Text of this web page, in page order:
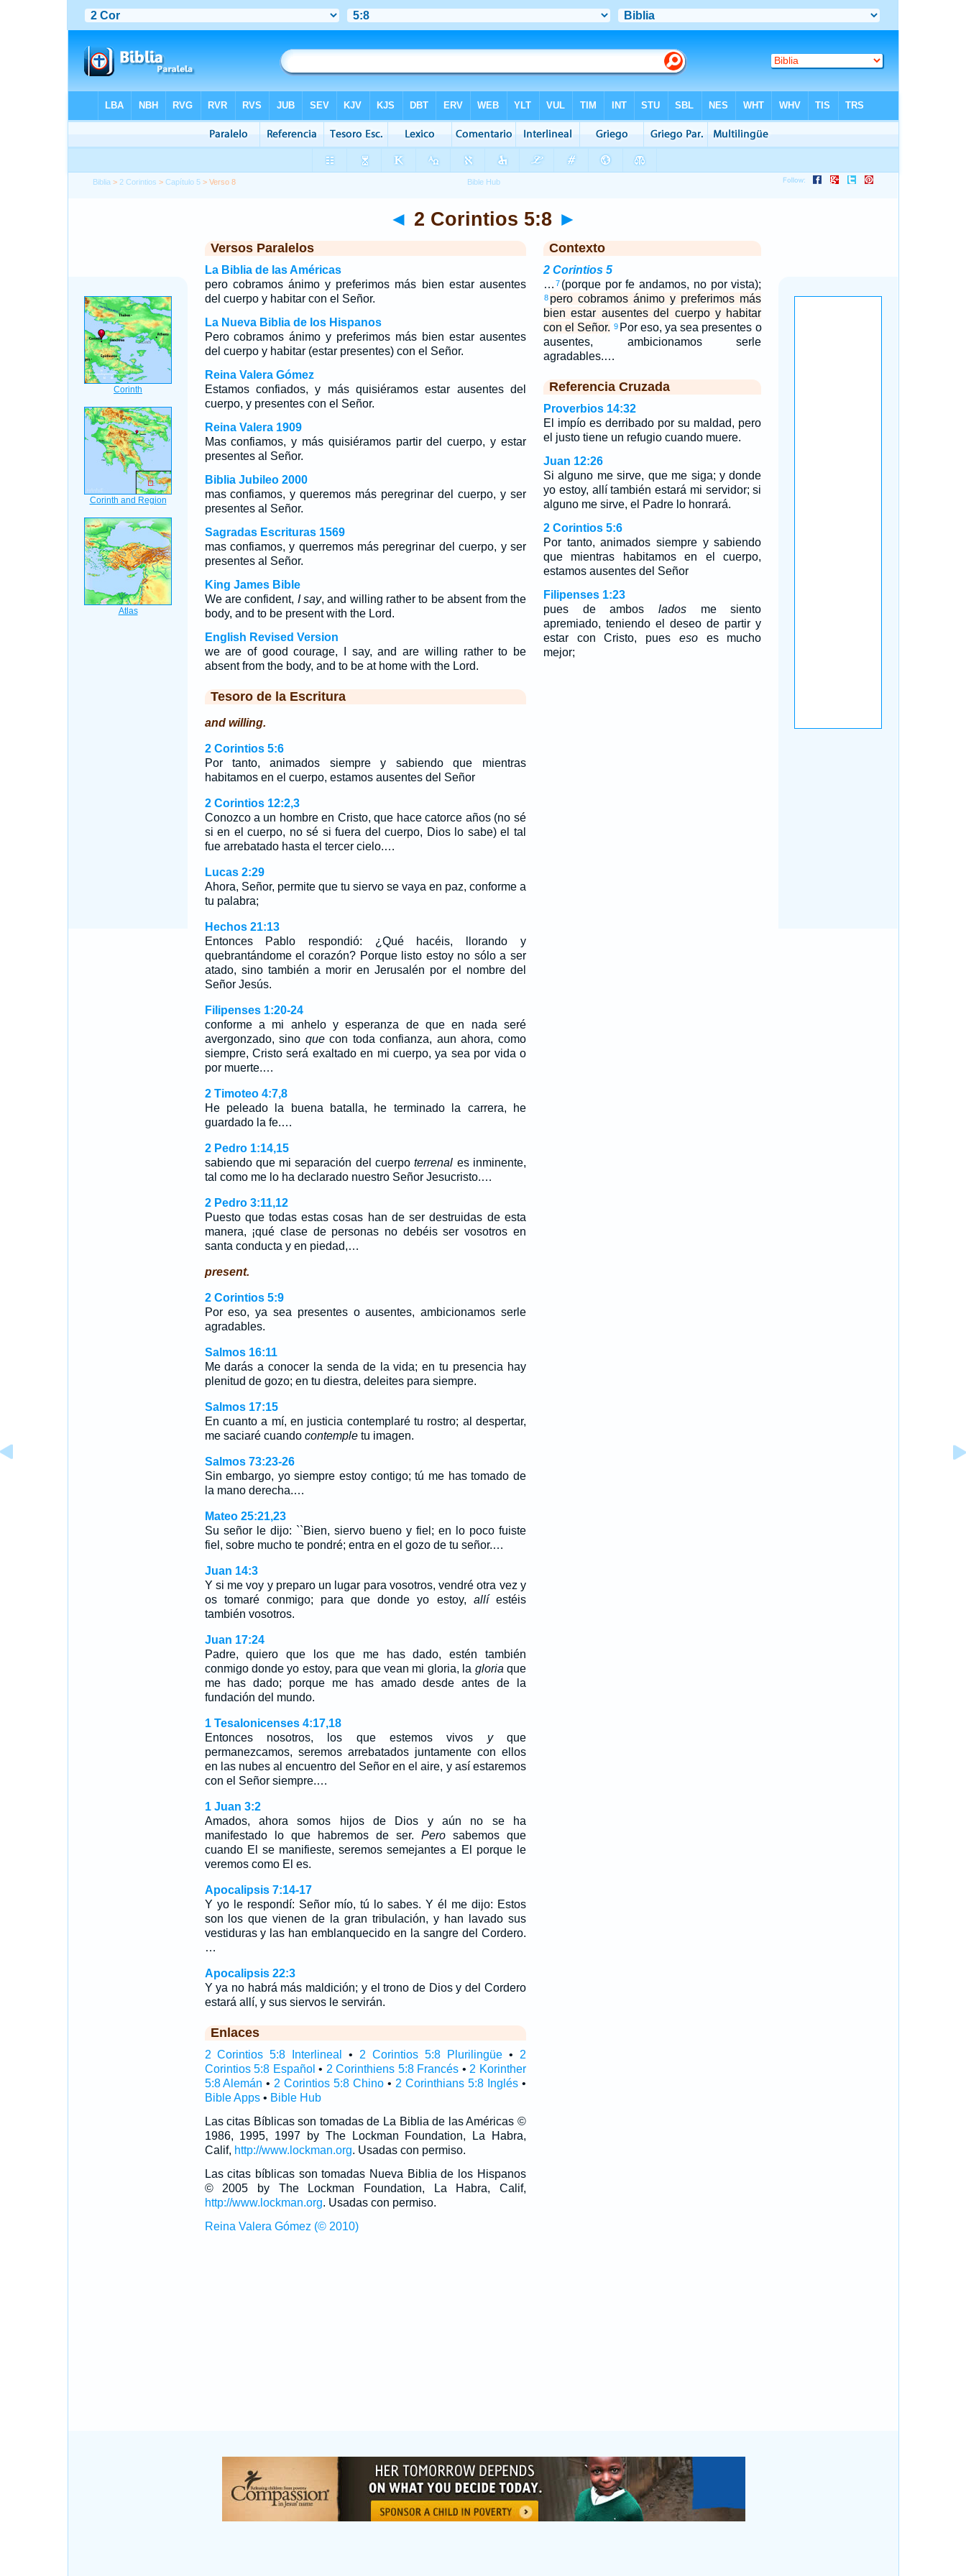
Biblia > 2 Corintios >Capítulo 5 > Verso 8
◄ 2 Corintios 5:8 ►
Versos Paralelos
La Biblia de las Américas
pero cobramos ánimo y preferimos más bien estar ausentes
del cuerpo y habitar con el Señor.
La Nueva Biblia de los Hispanos
Pero cobramos ánimo y preferimos más bien estar ausentes
del cuerpo y habitar (estar presentes) con el Señor.
Reina Valera Gómez
Estamos confiados, y más quisiéramos estar ausentes del
cuerpo, y presentes con el Señor.
Reina Valera 1909
Mas confiamos, y más quisiéramos partir del cuerpo, y estar
presentes al Señor.
Biblia Jubileo 2000
mas confiamos, y queremos más peregrinar del cuerpo, y ser
presentes al Señor.
Sagradas Escrituras 1569
mas confiamos, y querremos más peregrinar del cuerpo, y ser
presentes al Señor.
King James Bible
We are confident, I say, and willing rather to be absent from the
body, and to be present with the Lord.
English Revised Version
we are of good courage, I say, and are willing rather to be
absent from the body, and to be at home with the Lord.
Tesoro de la Escritura
and willing.
2 Corintios 5:6
Por tanto, animados siempre y sabiendo que mientras
habitamos en el cuerpo, estamos ausentes del Señor
2 Corintios 12:2,3
Conozco a un hombre en Cristo, que hace catorce años (no sé
si en el cuerpo, no sé si fuera del cuerpo, Dios lo sabe) el tal
fue arrebatado hasta el tercer cielo.…
Lucas 2:29
Ahora, Señor, permite que tu siervo se vaya en paz, conforme a
tu palabra;
Hechos 21:13
Entonces Pablo respondió: ¿Qué hacéis, llorando y
quebrantándome el corazón? Porque listo estoy no sólo a ser
atado, sino también a morir en Jerusalén por el nombre del
Señor Jesús.
Filipenses 1:20-24
conforme a mi anhelo y esperanza de que en nada seré
avergonzado, sino quecon toda confianza, aun ahora, como
siempre, Cristo será exaltado en mi cuerpo, ya sea por vida o
por muerte.…
2 Timoteo 4:7,8
He peleado la buena batalla, he terminado la carrera, he
guardado la fe.…
2 Pedro 1:14,15
sabiendo que mi separación del cuerpoterrenal es inminente,
tal como me lo ha declarado nuestro Señor Jesucristo.…
2 Pedro 3:11,12
Puesto que todas estas cosas han de ser destruidas de esta
manera, ¡qué clase de personas no debéis ser vosotros en
santa conducta y en piedad,…
present.
2 Corintios 5:9
Por eso, ya sea presentes o ausentes, ambicionamos serle
agradables.
Salmos 16:11
Me darás a conocer la senda de la vida; en tu presencia hay
plenitud de gozo; en tu diestra, deleites para siempre.
Salmos 17:15
En cuanto a mí, en justicia contemplaré tu rostro; al despertar,
me saciaré cuando contempletu imagen.
Salmos 73:23-26
Sin embargo, yo siempre estoy contigo; tú me has tomado de
la mano derecha.…
Mateo 25:21,23
Su señor le dijo: ``Bien, siervo bueno y fiel; en lo poco fuiste
fiel, sobre mucho te pondré; entra en el gozo de tu señor.…
Juan 14:3
Y si me voy y preparo un lugar para vosotros, vendré otra vez y
os tomaré conmigo; para que donde yo estoy, allíestéis
también vosotros.
Juan 17:24
Padre, quiero que los que me has dado, estén también
conmigo donde yo estoy, para que vean mi gloria, la gloria que
me has dado; porque me has amado desde antes de la
fundación del mundo.
1 Tesalonicenses 4:17,18
Entonces nosotros, los que estemos vivos yque
permanezcamos, seremos arrebatados juntamente con ellos
en las nubes al encuentro del Señor en el aire, y así estaremos
con el Señor siempre.…
1 Juan 3:2
Amados, ahora somos hijos de Dios y aún no se ha
manifestado lo que habremos de ser. Perosabemos que
cuando El se manifieste, seremos semejantes a El porque le
veremos como El es.
Apocalipsis 7:14-17
Y yo le respondí: Señor mío, tú lo sabes. Y él me dijo: Estos
son los que vienen de la gran tribulación, y han lavado sus
vestiduras y las han emblanquecido en la sangre del Cordero.
…
Apocalipsis 22:3
Y ya no habrá más maldición; y el trono de Dios y del Cordero
estará allí, y sus siervos le servirán.
Enlaces
2 Corintios 5:8 Interlineal • 2 Corintios 5:8 Plurilingüe • 2
Corintios 5:8 Español • 2 Corinthiens 5:8 Francés • 2 Korinther
5:8 Alemán • 2 Corintios 5:8 Chino • 2 Corinthians 5:8 Inglés•
Bible Apps• Bible Hub
Las citas Bíblicas son tomadas de La Biblia de las Américas ©
1986, 1995, 1997 by The Lockman Foundation, La Habra,
Calif, http://www.lockman.org. Usadas con permiso.
Las citas bíblicas son tomadas Nueva Biblia de los Hispanos
© 2005 by The Lockman Foundation, La Habra, Calif,
http://www.lockman.org. Usadas con permiso.
Reina Valera Gómez (© 2010)
Contexto
2 Corintios 5
… 7 (porque por fe andamos, no por vista);
8 pero cobramos ánimo y preferimos más
bien estar ausentes del cuerpo y habitar
con el Señor. 9 Por eso, ya sea presentes o
ausentes, ambicionamos serle
agradables.…
Referencia Cruzada
Proverbios 14:32
El impío es derribado por su maldad, pero
el justo tiene un refugio cuando muere.
Juan 12:26
Si alguno me sirve, que me siga; y donde
yo estoy, allí también estará mi servidor; si
alguno me sirve, el Padre lo honrará.
2 Corintios 5:6
Por tanto, animados siempre y sabiendo
que mientras habitamos en el cuerpo,
estamos ausentes del Señor
Filipenses 1:23
pues de amboslados me siento
apremiado, teniendo el deseo de partir y
estar con Cristo, pues esoes mucho
mejor;